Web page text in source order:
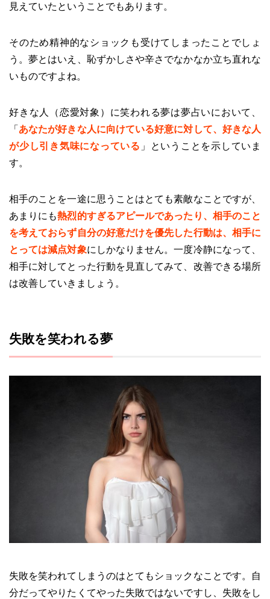
見えていたということでもあります。
そのため精神的なショックも受けてしまったことでしょ
う。夢とはいえ、恥ずかしさや辛さでなかなか立ち直れな
いものですよね。
好きな人（恋愛対象）に笑われる夢は夢占いにおいて、
「 あなたが好きな人に向けている好意に対して、好きな人
が少し引き気味になっている 」ということを示していま
す。
相手のことを一途に思うことはとても素敵なことですが、
あまりにも熱烈的すぎるアピールであったり、相手のこと
を考えておらず自分の好意だけを優先した行動は、相手に
とっては減点対象にしかなりません。一度冷静になって、
相手に対してとった行動を見直してみて、改善できる場所
は改善していきましょう。
失敗を笑われる夢
失敗を笑われてしまうのはとてもショックなことです。自
分だってやりたくてやった失敗ではないですし、失敗をし